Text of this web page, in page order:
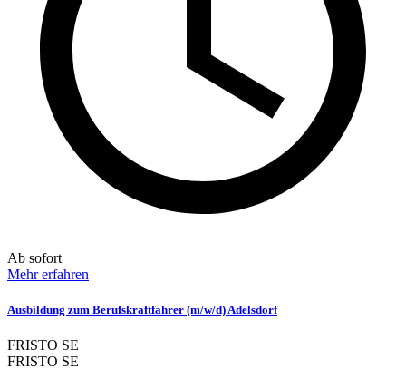
Ab sofort
Mehr erfahren
Ausbildung zum Berufskraftfahrer (m/w/d) Adelsdorf
FRISTO SE
FRISTO SE